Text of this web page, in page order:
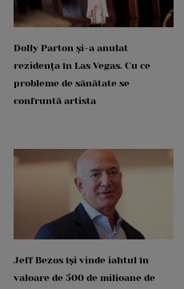
Dolly Parton și-a anulat
rezidența în Las Vegas. Cu ce
probleme de sănătate se
confruntă artista
Jeff Bezos își vinde iahtul în
valoare de 500 de milioane de